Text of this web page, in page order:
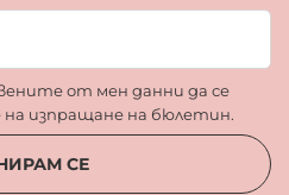
от мен данни да се
изпращане на бюлетин.
СЕ